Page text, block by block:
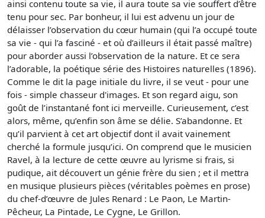
ainsi contenu toute sa vie, il aura toute sa vie souffert d’être
tenu pour sec. Par bonheur, il lui est advenu un jour de
délaisser l’observation du cœur humain (qui l’a occupé toute
sa vie - qui l’a fasciné - et où d’ailleurs il était passé maître)
pour aborder aussi l’observation de la nature. Et ce sera
l’adorable, la poétique série des Histoires naturelles (1896).
Comme le dit la page initiale du livre, il se veut - pour une
fois - simple chasseur d'images. Et son regard aigu, son
goût de l’instantané font ici merveille. Curieusement, c’est
alors, même, qu’enfin son âme se délie. S’abandonne. Et
qu’il parvient à cet art objectif dont il avait vainement
cherché la formule jusqu’ici. On comprend que le musicien
Ravel, à la lecture de cette œuvre au lyrisme si frais, si
pudique, ait découvert un génie frère du sien ; et il mettra
en musique plusieurs pièces (véritables poèmes en prose)
du chef-d’œuvre de Jules Renard : Le Paon, Le Martin-
Pêcheur, La Pintade, Le Cygne, Le Grillon.